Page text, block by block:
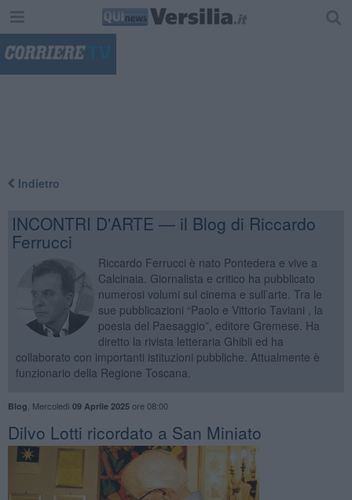
Indietro
INCONTRI D'ARTE — il Blog di Riccardo
Ferrucci
Riccardo Ferrucci è nato Pontedera e vive a
Calcinaia. Giornalista e critico ha pubblicato
numerosi volumi sul cinema e sull’arte. Tra le
sue pubblicazioni “Paolo e Vittorio Taviani , la
poesia del Paesaggio”, editore Gremese. Ha
diretto la rivista letteraria Ghibli ed ha
collaborato con importanti istituzioni pubbliche. Attualmente è
funzionario della Regione Toscana.
Blog Mercoledì 09 Aprile 2025ore 08:00
​Dilvo Lotti ricordato a San Miniato